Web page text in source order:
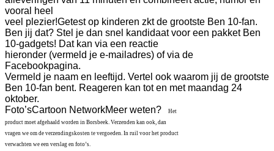
vooral heel
veel plezier!Getest op kinderen zkt de grootste Ben 10-fan.
Ben jij dat? Stel je dan snel kandidaat voor een pakket Ben
10-gadgets! Dat kan via een reactie
hieronder (vermeld je e-mailadres) of via de
Facebookpagina.
Vermeld je naam en leeftijd. Vertel ook waarom jij de grootste
Ben 10-fan bent. Reageren kan tot en met maandag 24
oktober.
Foto’sCartoon NetworkMeer weten?
Het
product moet afgehaald worden in Borsbeek. Verzenden kan ook, dan
vragen we om de verzendingskosten te vergoeden. In ruil voor het product
verwachten we een verslag en foto’s.